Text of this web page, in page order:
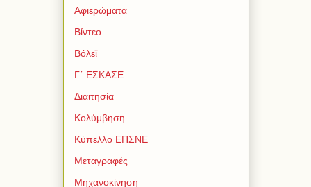
Αφιερώματα
Βίντεο
Βόλεϊ
Γ΄ ΕΣΚΑΣΕ
Διαιτησία
Κολύμβηση
Κύπελλο ΕΠΣΝΕ
Μεταγραφές
Μηχανοκίνηση